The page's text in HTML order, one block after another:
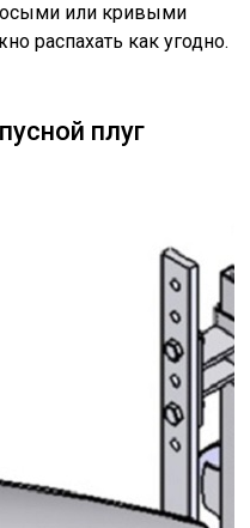
или кривыми
распахать как угодно.
плуг